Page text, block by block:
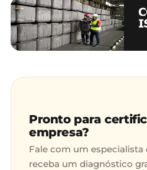
Pronto para
empresa?
Fale com um especialista
receba um diagnóstico